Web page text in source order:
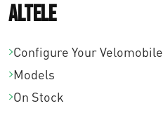
0
Altele
Configure Your Velomobile
Models
On Stock